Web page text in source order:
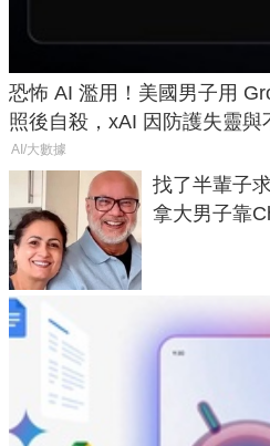
恐怖 AI 濫用！美國男子用
照後自殺，xAI 因防護失靈與
AI/大數據
找了半輩子
拿大男子靠